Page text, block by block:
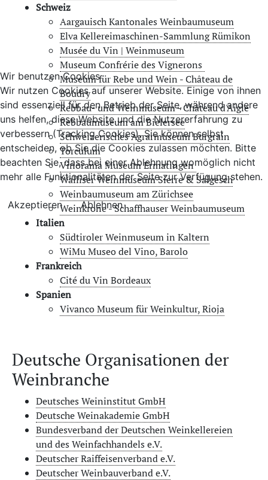
Schweiz
Aargauisch Kantonales Weinbaumuseum
Elva Kellereimaschinen-Sammlung Rümikon
Musée du Vin | Weinmuseum
Museum Confrérie des Vignerons
Museum für Rebe und Wein - Château de
Boudry
Rebbau- und Weinmuseum - Château d'Aigle
Rebbaumuseum am Bielersee
Schweizerisches Agrarmuseum Burgrain
Torculum
Vinorama Museum Ermatingen
Walliser Weinmuseum Sierre & Salgesch
Weinbaumuseum am Zürichsee
Weinkrone - Schaffhauser Weinbaumuseum
Italien
Südtiroler Weinmuseum in Kaltern
WiMu Museo del Vino, Barolo
Frankreich
Cité du Vin Bordeaux
Spanien
Vivanco Museum für Weinkultur, Rioja
Deutsche Organisationen der
Weinbranche
Deutsches Weininstitut GmbH
Deutsche Weinakademie GmbH
Bundesverband der Deutschen Weinkellereien
und des Weinfachhandels e.V.
Deutscher Raiffeisenverband e.V.
Deutscher Weinbauverband e.V.
Wir benutzen Cookies
Wir nutzen Cookies auf unserer Website. Einige von ihnen
sind essenziell für den Betrieb der Seite, während andere
uns helfen, diese Website und die Nutzererfahrung zu
verbessern (Tracking Cookies). Sie können selbst
entscheiden, ob Sie die Cookies zulassen möchten. Bitte
beachten Sie, dass bei einer Ablehnung womöglich nicht
mehr alle Funktionalitäten der Seite zur Verfügung stehen.
Akzeptieren Ablehnen